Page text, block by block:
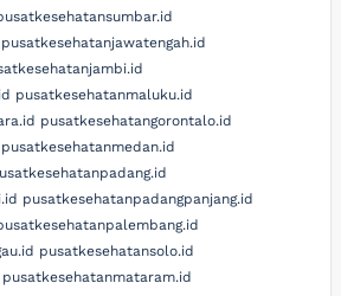
pusatkesehatanjawatengah.id
pusatkesehatanmaluku.id
pusatkesehatangorontalo.id
pusatkesehatanmedan.id
pusatkesehatanpadangpanjang.id
pusatkesehatansolo.id
pusatkesehatanmataram.id